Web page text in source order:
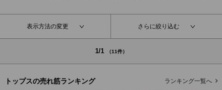
表示方法の変更 さらに絞り込む
1/1 （11件）
トップスの売れ筋ランキング ランキング一覧へ